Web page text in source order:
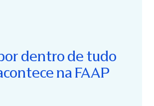
dentro de tudo
na FAAP